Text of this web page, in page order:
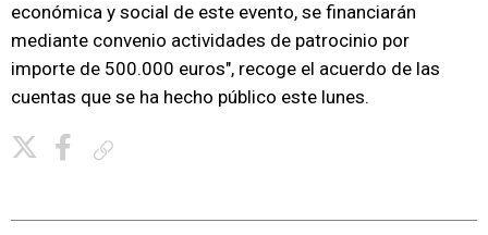
económica y social de este evento, se financiarán
mediante convenio actividades de patrocinio por
importe de 500.000 euros", recoge el acuerdo de las
cuentas que se ha hecho público este lunes.